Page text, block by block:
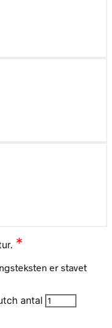
*
er stavet
antal